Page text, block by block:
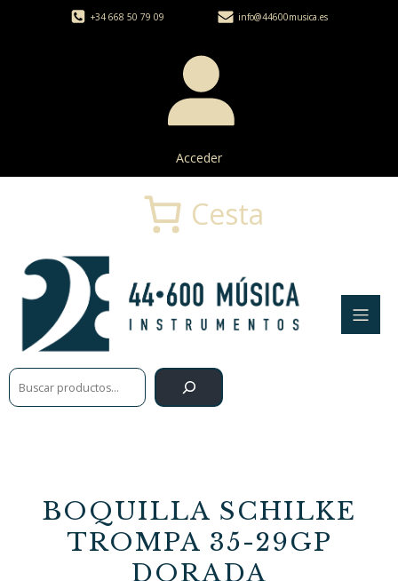
+34 668 50 79 09 info@44600musica.es
Acceder
Buscar
Cesta
BOQUILLA SCHILKE
TROMPA 35-29GP
DORADA